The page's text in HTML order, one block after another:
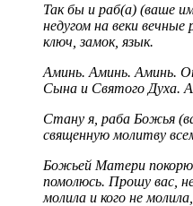
Так бы и раб(а) (ваше
недугом на веки вечные
ключ, замок, язык.
Аминь. Аминь. Аминь.
Сына и Святого Духа.
Стану я, раба Божья
священную молитву
Божьей Матери
помолюсь. Прошу вас,
молила и кого не молила,